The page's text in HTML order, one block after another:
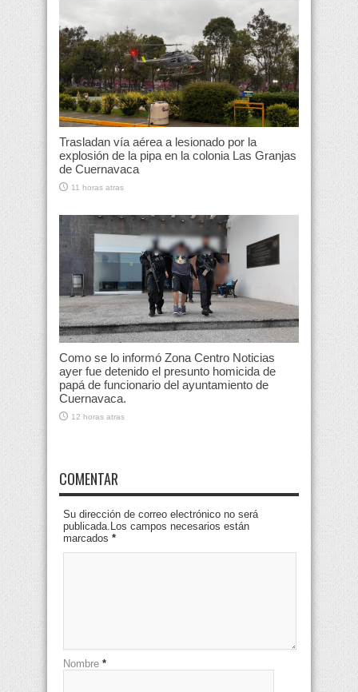
Trasladan vía aérea a lesionado por la
explosión de la pipa en la colonia Las Granjas
de Cuernavaca
11 horas atras
Como se lo informó Zona Centro Noticias
ayer fue detenido el presunto homicida de
papá de funcionario del ayuntamiento de
Cuernavaca.
12 horas atras
COMENTAR
Su dirección de correo electrónico no será
publicada.Los campos necesarios están
marcados *
Nombre *